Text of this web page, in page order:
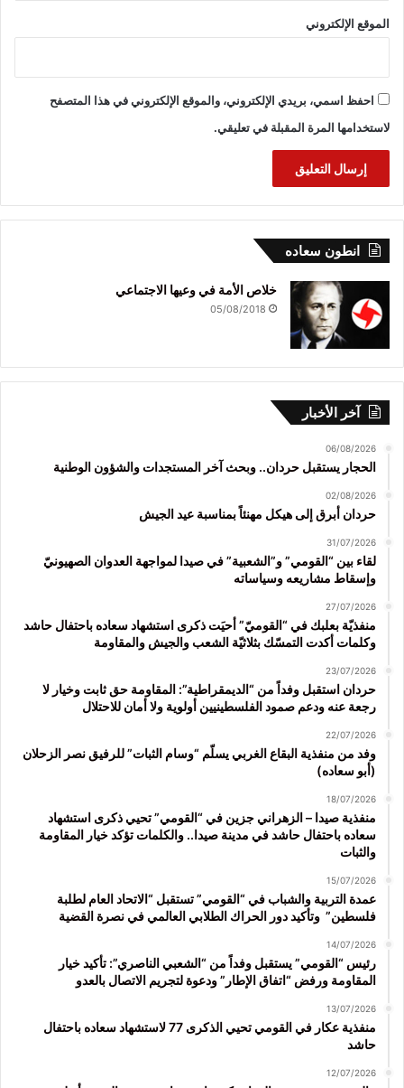
الموقع الإلكتروني
احفظ اسمي، بريدي الإلكتروني، والموقع الإلكتروني في هذا المتصفح
لاستخدامها المرة المقبلة في تعليقي.
انطون سعاده
خلاص الأمة في وعيها الاجتماعي
05/08/2018
آخر الأخبار
06/08/2026
الحجار يستقبل حردان.. وبحث آخر المستجدات والشؤون الوطنية
02/08/2026
حردان أبرق إلى هيكل مهنئاً بمناسبة عيد الجيش
31/07/2026
لقاء بين “القومي” و”الشعبية” في صيدا لمواجهة العدوان الصهيونيّ
وإسقاط مشاريعه وسياساته
27/07/2026
منفذيّة بعلبك في “القوميّ” أحيَت ذكرى استشهاد سعاده باحتفال حاشد
وكلمات أكدت التمسّك بثلاثيّة الشعب والجيش والمقاومة
23/07/2026
حردان استقبل وفداً من “الديمقراطية”: المقاومة حق ثابت وخيار لا
رجعة عنه ودعم صمود الفلسطينيين أولوية ولا أمان للاحتلال
22/07/2026
وفد من منفذية البقاع الغربي يسلّم “وسام الثبات” للرفيق نصر الزحلان
(أبو سعاده)
18/07/2026
منفذية صيدا – الزهراني جزين في “القومي” تحيي ذكرى استشهاد
سعاده باحتفال حاشد في مدينة صيدا.. والكلمات تؤكد خيار المقاومة
والثبات
15/07/2026
عمدة التربية والشباب في “القومي” تستقبل “الاتحاد العام لطلبة
فلسطين” وتأكيد دور الحراك الطلابي العالمي في نصرة القضية
14/07/2026
رئيس “القومي” يستقبل وفداً من “الشعبي الناصري”: تأكيد خيار
المقاومة ورفض “اتفاق الإطار” ودعوة لتجريم الاتصال بالعدو
13/07/2026
منفذية عكار في القومي تحيي الذكرى 77 لاستشهاد سعاده باحتفال
حاشد
12/07/2026